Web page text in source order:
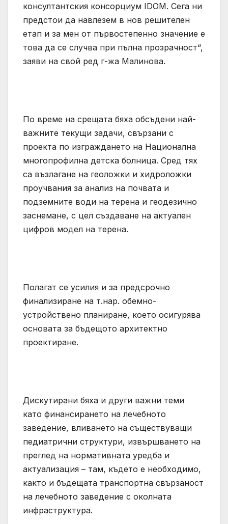
консултантския консорциум IDOM. Сега ни
предстои да навлезем в нов решителен
етап и за мен от първостепенно значение е
това да се случва при пълна прозрачност“,
заяви на свой ред г-жа Малинова.
По време на срещата бяха обсъдени най-
важните текущи задачи, свързани с
проекта по изграждането на Национална
многопрофилна детска болница. Сред тях
са възлагане на геоложки и хидроложки
проучвания за анализ на почвата и
подземните води на терена и геодезично
заснемане, с цел създаване на актуален
цифров модел на терена.
Полагат се усилия и за предсрочно
финализиране на т.нар. обемно-
устройствено планиране, което осигурява
основата за бъдещото архитектно
проектиране.
Дискутирани бяха и други важни теми
като финансирането на лечебното
заведение, вливането на съществуващи
педиатрични структури, извършването на
преглед на нормативната уредба и
актуализация – там, където е необходимо,
както и бъдещата транспортна свързаност
на лечебното заведение с околната
инфраструктура.